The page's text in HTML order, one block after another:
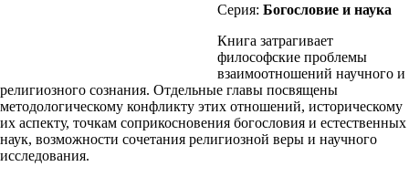
Серия: Богословие и наука
Книга затрагивает
философские проблемы
взаимоотношений научного и
религиозного сознания. Отдельные главы посвящены
методологическому конфликту этих отношений, историческому
их аспекту, точкам соприкосновения богословия и естественных
наук, возможности сочетания религиозной веры и научного
исследования.